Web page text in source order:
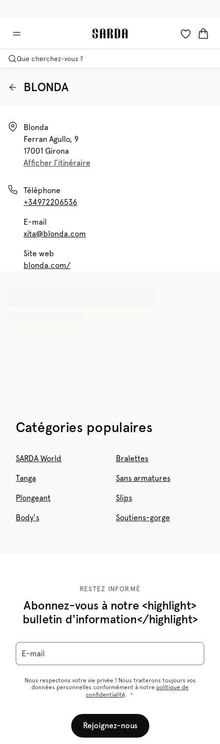
Que cherchez-vous ?
BLONDA
Blonda
Ferran Agullo, 9
17001 Girona
Afficher l’itinéraire
Téléphone
+34972206536
E-mail
xita@blonda.com
Site web
blonda.com/
Catégories populaires
SARDA World Bralettes
Tanga Sans armatures
Plongeant Slips
Body's Soutiens-gorge
RESTEZ INFORMÉ
Abonnez-vous à notre <highlight>
bulletin d'information</highlight>
E-mail
Nous respectons votre vie privée ! Nous traiterons toujours vos
données personnelles conformément à notre politique de
confidentialité.
Rejoignez-nous